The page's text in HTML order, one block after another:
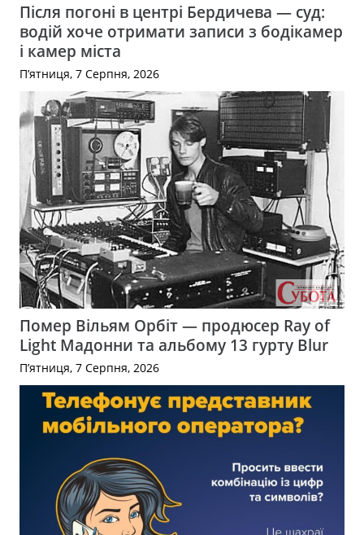
Після погоні в центрі Бердичева — суд:
водій хоче отримати записи з бодікамер
і камер міста
П’ятниця, 7 Серпня, 2026
Помер Вільям Орбіт — продюсер Ray of
Light Мадонни та альбому 13 гурту Blur
П’ятниця, 7 Серпня, 2026